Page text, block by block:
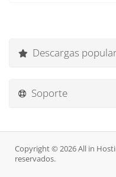
Descargas
Soporte
Copyright © 2026 All in
reservados.